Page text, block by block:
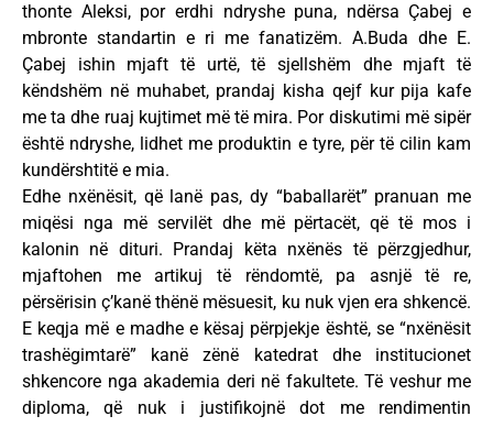
thonte Aleksi, por erdhi ndryshe puna, ndërsa Çabej e
mbronte standartin e ri me fanatizëm. A.Buda dhe E.
Çabej ishin mjaft të urtë, të sjellshëm dhe mjaft të
këndshëm në muhabet, prandaj kisha qejf kur pija kafe
me ta dhe ruaj kujtimet më të mira. Por diskutimi më sipër
është ndryshe, lidhet me produktin e tyre, për të cilin kam
kundërshtitë e mia.
Edhe nxënësit, që lanë pas, dy “baballarët” pranuan me
miqësi nga më servilët dhe më përtacët, që të mos i
kalonin në dituri. Prandaj këta nxënës të përzgjedhur,
mjaftohen me artikuj të rëndomtë, pa asnjë të re,
përsërisin ç’kanë thënë mësuesit, ku nuk vjen era shkencë.
E keqja më e madhe e kësaj përpjekje është, se “nxënësit
trashëgimtarë” kanë zënë katedrat dhe institucionet
shkencore nga akademia deri në fakultete. Të veshur me
diploma, që nuk i justifikojnë dot me rendimentin